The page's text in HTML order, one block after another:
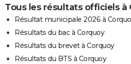
Tous les résultats officiels à
Résultat municipale 2026 à
Résultats du bac à Corquoy
Résultats du brevet à Corquoy
Résultats du BTS à Corquoy